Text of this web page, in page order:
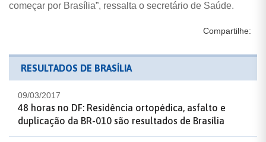
começar por Brasília”, ressalta o secretário de Saúde.
Compartilhe:
RESULTADOS DE BRASÍLIA
09/03/2017
48 horas no DF: Residência ortopédica, asfalto e
duplicação da BR-010 são resultados de Brasília